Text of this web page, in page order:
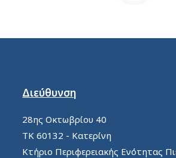
Διεύθυνση
28ης Οκτωβρίου 40
ΤΚ 60132 - Κατερίνη
Κτήριο Περιφερειακής Ενότητας